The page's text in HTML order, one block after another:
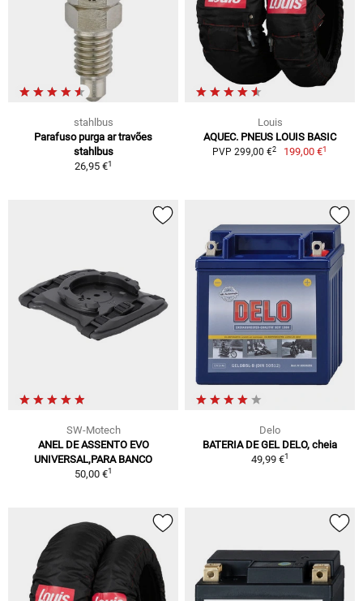
stahlbus
Parafuso purga ar travões
stahlbus
26,95 €1
Louis
AQUEC. PNEUS LOUIS BASIC
PVP 299,00 €2 199,00 €1
SW-Motech
ANEL DE ASSENTO EVO
UNIVERSAL,PARA BANCO
50,00 €1
Delo
BATERIA DE GEL DELO, cheia
49,99 €1